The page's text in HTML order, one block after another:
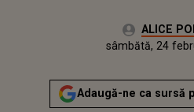
Autor:ALICE
vineri, 24 februarie 2023Actualizat:
sâmbătă, 24
Adaugă-ne ca sursă